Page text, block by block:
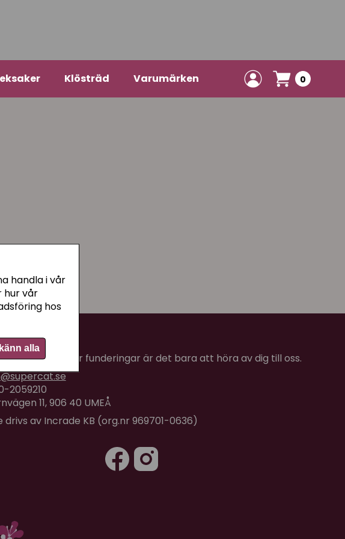
handla i vår
hur vår
hos
alla
Klösträd Varumärken 0
frågor eller funderingar är det bara att höra av dig till oss.
2059210
11, 906 40 UMEÅ
drivs av Incrade KB (org.nr 969701-0636)